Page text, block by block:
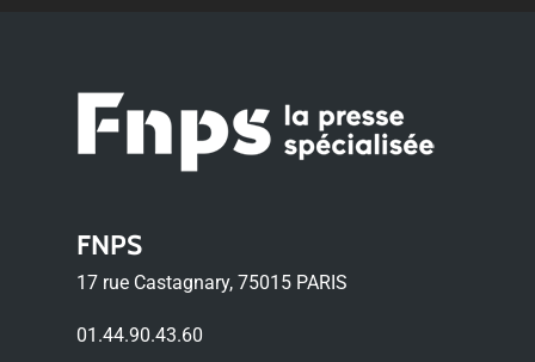
FNPS
17 rue Castagnary, 75015 PARIS
01.44.90.43.60